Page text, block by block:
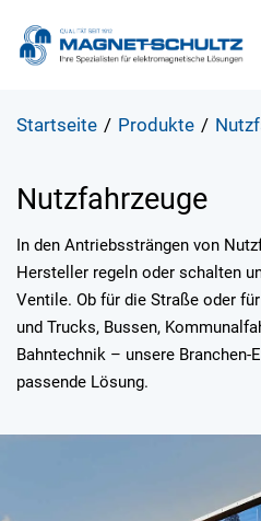
Startseite / Produkte /
Nutzfahrzeuge
In den Antriebssträngen von
Hersteller regeln oder schalten
Ventile. Ob für die Straße oder
und Trucks, Bussen,
Bahntechnik – unsere Branchen-
passende Lösung.